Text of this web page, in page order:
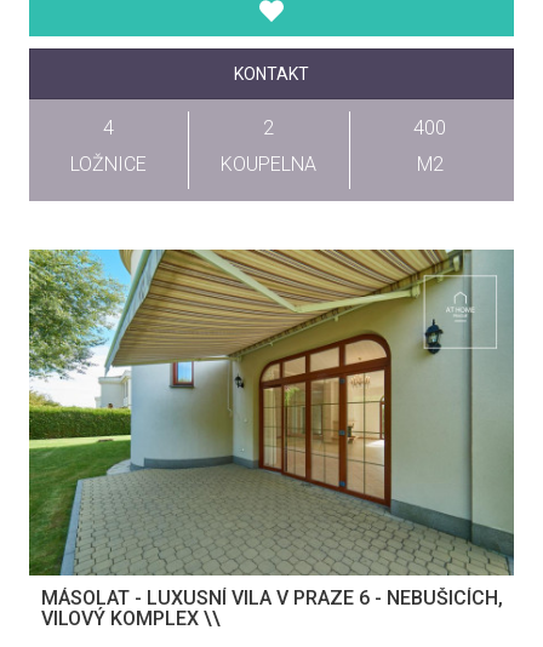
KONTAKT
4
LOŽNICE
2
KOUPELNA
400
M2
MÁSOLAT - LUXUSNÍ VILA V PRAZE 6 - NEBUŠICÍCH,
VILOVÝ KOMPLEX \\